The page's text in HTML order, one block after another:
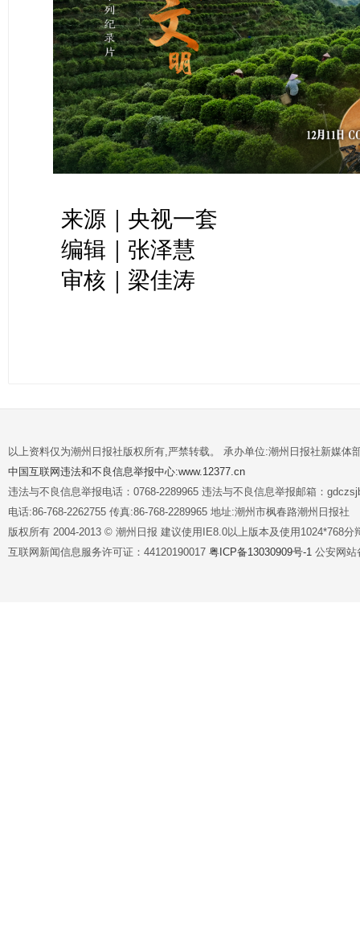
来源｜央视一套
编辑｜张泽慧
审核｜梁佳涛
以上资料仅为潮州日报社版权所有,严禁转载。 承办单位:潮州日报社新媒体
中国互联网违法和不良信息举报中心:www.12377.cn
违法与不良信息举报电话：0768-2289965 违法与不良信息举报邮箱：
电话:86-768-2262755 传真:86-768-2289965 地址:潮州市枫春路潮州日报社
版权所有 2004-2013 © 潮州日报 建议使用IE8.0以上版本及使用1024*768分
互联网新闻信息服务许可证：44120190017 粤ICP备13030909号-1 公安网站